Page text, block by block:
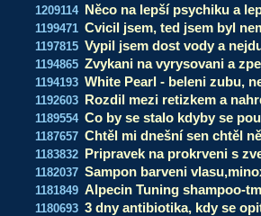
1209114 Něco na lepší psychiku a
1199471 Cvicil jsem, ted jsem byl
1197815 Vypil jsem dost vody a
1194865 Zvykani na vyrysovani a
1194193 White Pearl - beleni zubu,
1192603 Rozdil mezi retizkem a
1189554 Co by se stalo kdyby se
1187657 Chtěl mi dnešní sen chtěl
1183832 Pripravek na prokrveni s
1182037 Sampon barveni
1181849 Alpecin Tuning shampoo-
1180693 3 dny antibiotika, kdy se